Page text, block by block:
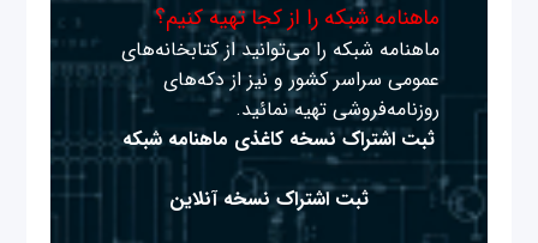
ماهنامه شبکه را از کجا تهیه کنیم؟
ماهنامه شبکه را می‌توانید از کتابخانه‌های
عمومی سراسر کشور و نیز از دکه‌های
روزنامه‌فروشی تهیه نمائید.
ثبت اشتراک نسخه کاغذی ماهنامه شبکه
ثبت اشتراک نسخه آنلاین